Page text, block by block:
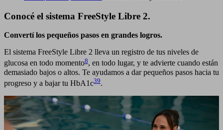
Conocé el sistema FreeStyle Libre 2.
Convertí los pequeños pasos en grandes logros.
El sistema FreeStyle Libre 2 lleva un registro de tus niveles de
glucosa en todo momento8, en todo lugar, y te advierte cuando están
demasiado bajos o altos. Te ayudamos a dar pequeños pasos hacia tu
progreso y a bajar tu HbA1c39.